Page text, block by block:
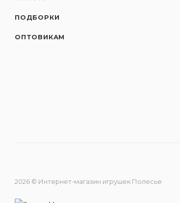
ПОДБОРКИ
ОПТОВИКАМ
2026 © Интернет-магазин игрушек Полесье